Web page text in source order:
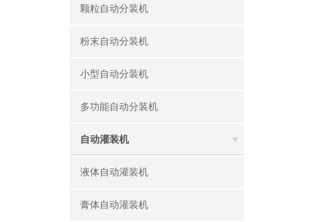
颗粒自动分装机
粉末自动分装机
小型自动分装机
多功能自动分装机
自动灌装机
液体自动灌装机
膏体自动灌装机